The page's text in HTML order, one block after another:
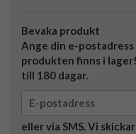
Bevaka produkt
Ange din e-postadress
produkten finns i
till 180 dagar.
eller via SMS. Vi